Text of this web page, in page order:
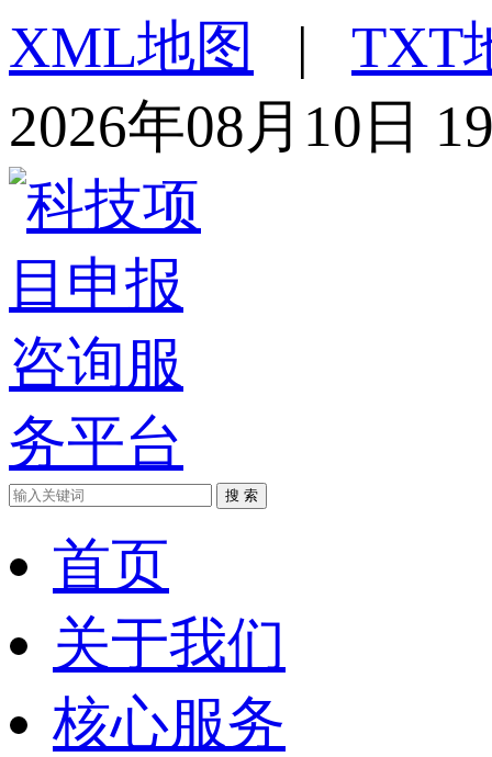
XML地图 | TXT
2026年08月10日
搜 索
首页
关于我们
核心服务